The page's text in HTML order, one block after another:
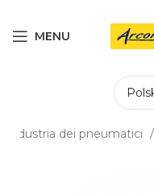
MENU
l'industria dei pneumatici